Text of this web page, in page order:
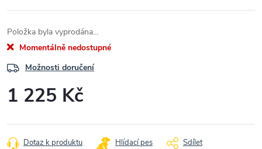
Položka byla vyprodána…
Momentálně nedostupné
Možnosti doručení
1 225 Kč
cena:
Dotaz k produktu Hlídací pes Sdílet